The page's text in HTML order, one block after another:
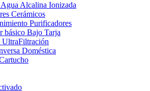
Alcalina Ionizada
Cerámicos
Purificadores
básico Bajo Tarja
UltraFiltración
Doméstica